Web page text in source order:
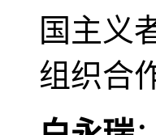
国主义
组织合